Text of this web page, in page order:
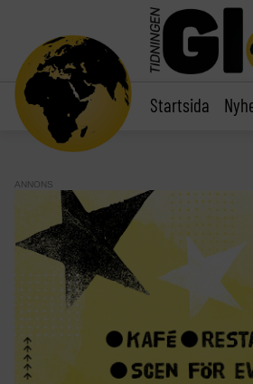
Startsida
ANNONS